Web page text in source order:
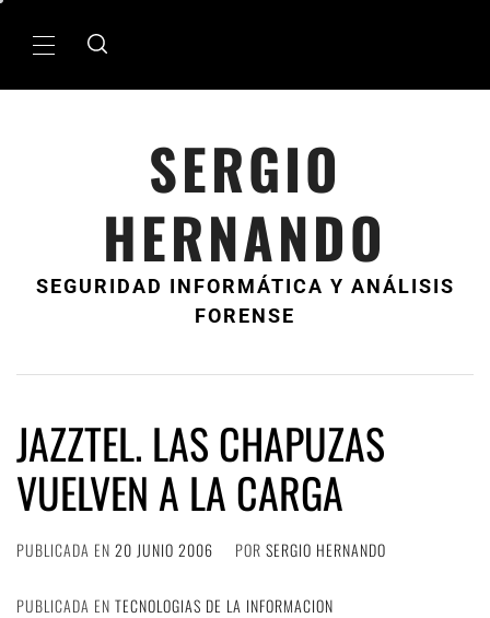
MenÃº
SERGIO
HERNANDO
SEGURIDAD INFORMÁTICA Y ANÁLISIS
FORENSE
JAZZTEL. LAS CHAPUZAS
VUELVEN A LA CARGA
PUBLICADA EN 20 JUNIO 2006 POR SERGIO HERNANDO
PUBLICADA EN TECNOLOGIAS DE LA INFORMACION